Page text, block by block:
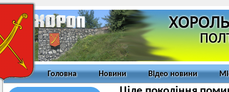
Головна Новини Відео новини